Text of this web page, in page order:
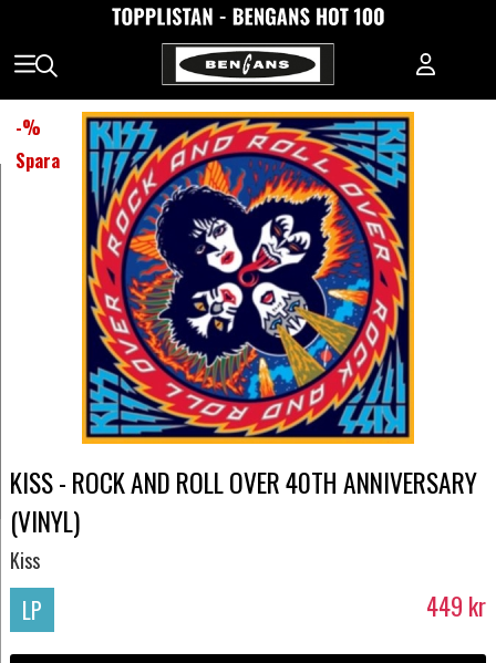
-%
Spara
KISS - ROCK AND ROLL OVER 40TH ANNIVERSARY
(VINYL)
Kiss
LP 449 kr